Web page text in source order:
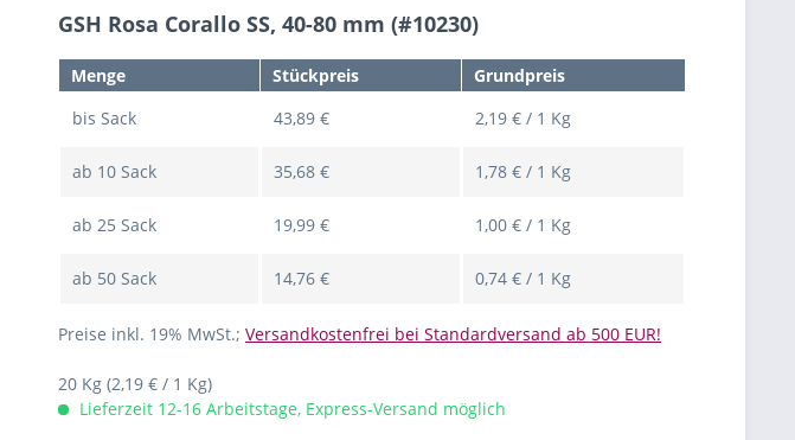
GSH Rosa Corallo SS, 40-80 mm (#10230)
Menge Stückpreis
Grundpreis
bis Sack 43,89 € 2,19 € / 1 Kg
ab 10 Sack 35,68 € 1,78 € / 1 Kg
ab 25 Sack 19,99 € 1,00 € / 1 Kg
ab 50 Sack 14,76 € 0,74 € / 1 Kg
Preise inkl. 19% MwSt.; Versandkostenfrei bei Standardversand ab 500 EUR!
20 Kg (2,19 € / 1 Kg)
Lieferzeit 12-16 Arbeitstage, Express-Versand möglich